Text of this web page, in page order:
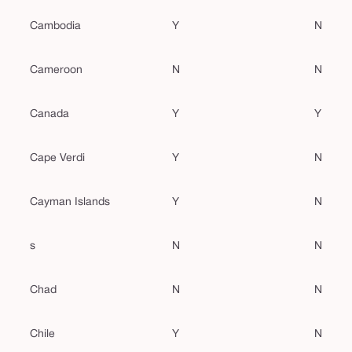
Cambodia Y N
Cameroon N N
Canada Y Y
Cape Verdi Y N
Cayman Islands Y N
s N N
Chad N N
Chile Y N